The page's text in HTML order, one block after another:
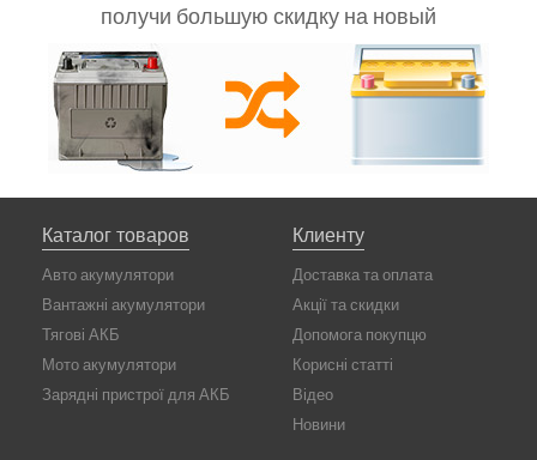
получи большую скидку на новый
Каталог товаров
Авто акумулятори
Вантажні акумулятори
Тягові АКБ
Мото акумулятори
Зарядні пристрої для АКБ
Клиенту
Доставка та оплата
Акції та скидки
Допомога покупцю
Корисні статті
Відео
Новини